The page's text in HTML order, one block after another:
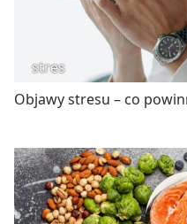
stres
Objawy stresu – co